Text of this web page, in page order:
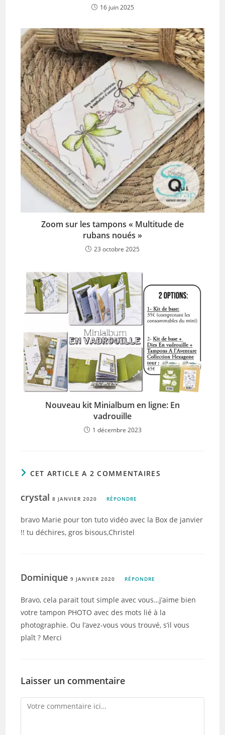
16 juin 2025
Zoom sur les tampons « Multitude de
rubans noués »
23 octobre 2025
Nouveau kit Minialbum en ligne: En
vadrouille
1 décembre 2023
CET ARTICLE A 2 COMMENTAIRES
crystal8 JANVIER 2020 RÉPONDRE
bravo Marie pour ton tuto vidéo avec la Box de janvier
!! tu déchires, gros bisous,Christel
Dominique9 JANVIER 2020 RÉPONDRE
Bravo, cela parait tout simple avec vous…j’aime bien
votre tampon PHOTO avec des mots lié à la
photographie. Ou l’avez-vous vous trouvé, s’il vous
plaît ? Merci
Laisser un commentaire
Comment